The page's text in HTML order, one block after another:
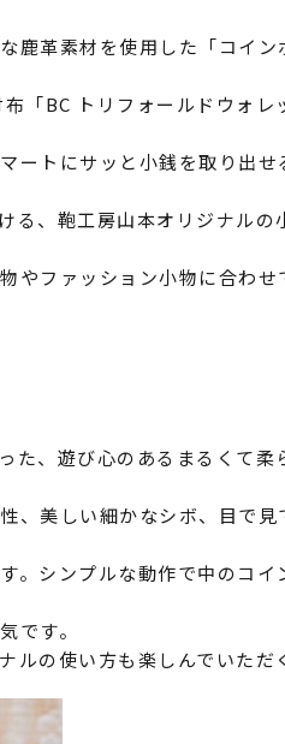
鹿革素材を使用した「コイン
「BC トリフォールドウォレ
ートにサッと小銭を取り出せ
、鞄工房山本オリジナルの
やファッション小物に合わせ
た、遊び心のあるまるくて柔
、美しい細かなシボ、目で見
。シンプルな動作で中のコイ
です。
の使い方も楽しんでいただ